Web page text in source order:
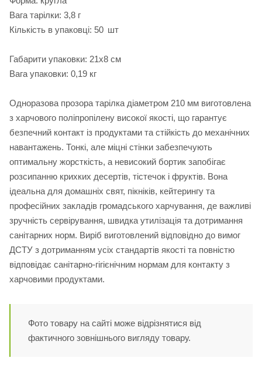
Вага тарілки: 3,8 г
Кількість в упаковці: 50 шт
Габарити упаковки: 21х8 см
Вага упаковки: 0,19 кг
Одноразова прозора тарілка діаметром 210 мм виготовлена
з харчового поліпропілену високої якості, що гарантує
безпечний контакт із продуктами та стійкість до механічних
навантажень. Тонкі, але міцні стінки забезпечують
оптимальну жорсткість, а невисокий бортик запобігає
розсипанню крихких десертів, тістечок і фруктів. Вона
ідеальна для домашніх свят, пікніків, кейтерингу та
професійних закладів громадського харчування, де важливі
зручність сервірування, швидка утилізація та дотримання
санітарних норм. Виріб виготовлений відповідно до вимог
ДСТУ з дотриманням усіх стандартів якості та повністю
відповідає санітарно‑гігієнічним нормам для контакту з
харчовими продуктами.
Фото товару на сайті може відрізнятися від
фактичного зовнішнього вигляду товару.